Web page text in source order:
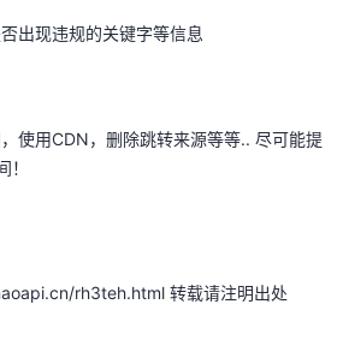
出现违规的关键字等信息
使用CDN，删除跳转来源等等.. 尽可能提
rh3teh.html 转载请注明出处